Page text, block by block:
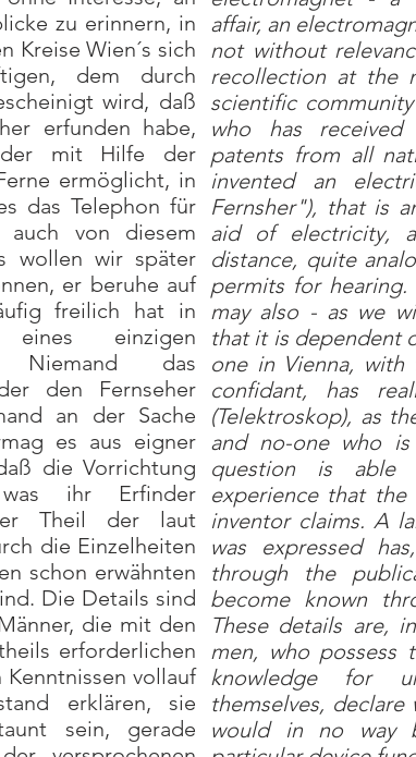
zu erinnern, in
Kreise Wien´s sich
dem durch
wird, daß
erfunden habe,
mit Hilfe der
ermöglicht, in
das Telephon für
von diesem
wollen wir später
er beruhe auf
freilich hat in
einzigen
Niemand das
den Fernseher
an der Sache
es aus eigner
die Vorrichtung
ihr Erfinder
Theil der laut
die Einzelheiten
schon erwähnten
Die Details sind
die mit den
erforderlichen
vollauf
erklären, sie
sein, gerade
affair, an
not without
recollection at the
scientific
who has
patents from all
invented an
Fernsher"), that is
aid of electricity,
distance, quite
permits for
may also - as we
that it is dependent
one in Vienna,
confidant, has
(Telektroskop), as
and no-one who
question is able
experience that
inventor claims. A
was expressed
through the
become known
These details are,
men, who possess
knowledge for
themselves,
would in no way